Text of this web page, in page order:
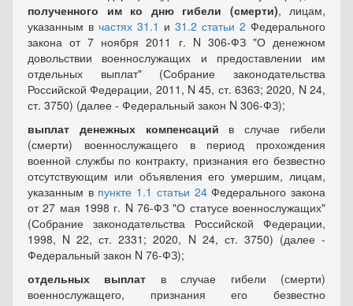
полученного им ко дню гибели (смерти), лицам,
указанным в частях 31.1 и 31.2 статьи 2 Федерального
закона от 7 ноября 2011 г. N 306-ФЗ "О денежном
довольствии военнослужащих и предоставлении им
отдельных выплат" (Собрание законодательства
Российской Федерации, 2011, N 45, ст. 6363; 2020, N 24,
ст. 3750) (далее - Федеральный закон N 306-ФЗ);
выплат денежных компенсаций в случае гибели
(смерти) военнослужащего в период прохождения
военной службы по контракту, признания его безвестно
отсутствующим или объявления его умершим, лицам,
указанным в пункте 1.1 статьи 24Федерального закона
от 27 мая 1998 г. N 76-ФЗ "О статусе военнослужащих"
(Собрание законодательства Российской Федерации,
1998, N 22, ст. 2331; 2020, N 24, ст. 3750) (далее -
Федеральный закон N 76-ФЗ);
отдельных выплат в случае гибели (смерти)
военнослужащего, признания его безвестно